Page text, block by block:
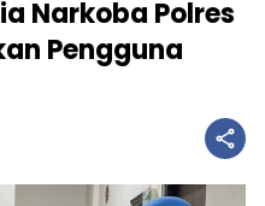
Narkoba Polres
Pengguna